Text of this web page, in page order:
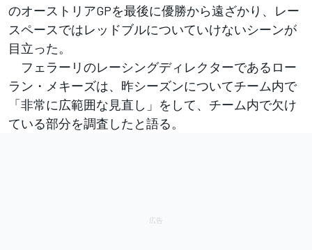
のオーストリアGPを最後に優勝から遠ざかり、レー
スペースではレッドブルについていけないシーンが
目立った。
フェラーリのレーシングディレクターであるロー
ラン・メキーズは、昨シーズンについてチーム内で
「非常に広範囲な見直し」をして、チーム内で欠け
ている部分を調査したと語る。